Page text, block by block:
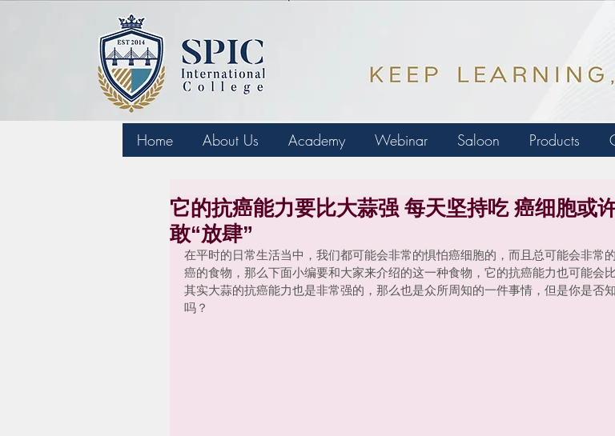
Home About Us Academy Webinar Saloon Products
它的抗癌能力要比大蒜强 每天坚持吃 癌细胞或
敢“放肆”
在平时的日常生活当中，我们都可能会非常的惧怕癌细胞的，而且总可能会非常
癌的食物，那么下面小编要和大家来介绍的这一种食物，它的抗癌能力也可能会
其实大蒜的抗癌能力也是非常强的，那么也是众所周知的一件事情，但是你是否
吗？